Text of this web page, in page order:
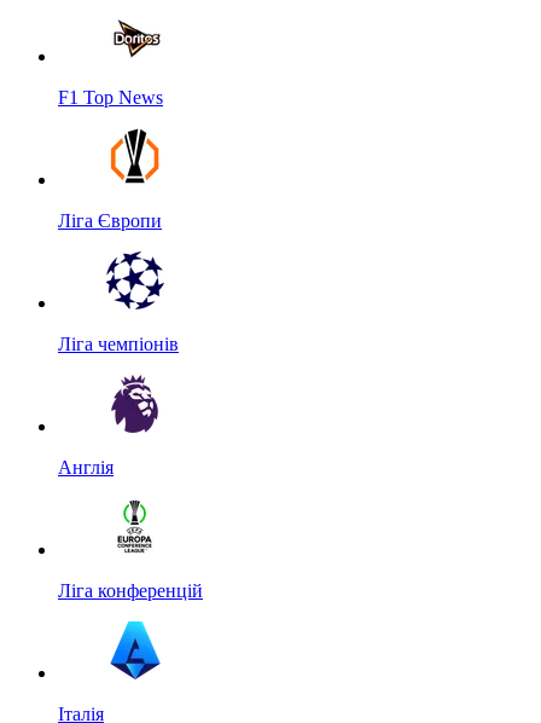
F1 Top News
Ліга Європи
Ліга чемпіонів
Англія
Ліга конференцій
Італія